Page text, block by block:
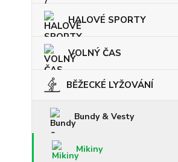
HALOVÉ SPORTY
VOLNÝ ČAS
BĚŽECKÉ LYŽOVÁNÍ
Bundy & Vesty
Mikiny